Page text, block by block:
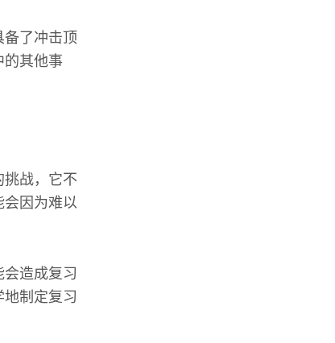
备了冲击顶
的其他事
战，它不
会因为难以
造成复习
制定复习